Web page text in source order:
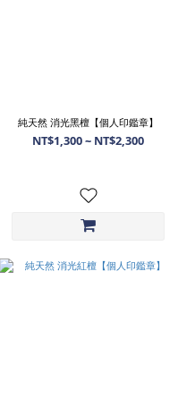
純天然 消光黑檀【個人印鑑章】
NT$1,300 ~ NT$2,300